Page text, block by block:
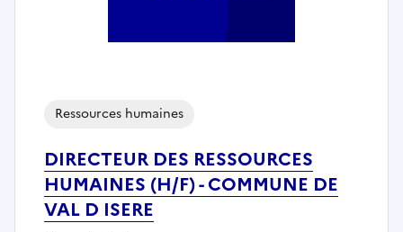
DIRECTEUR DES RESSOURCES
HUMAINES (H/F) - COMMUNE DE
VAL D ISERE
Ressources humaines